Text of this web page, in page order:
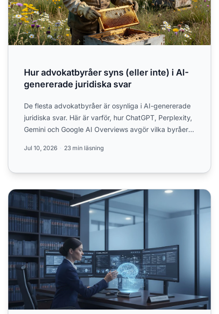
Hur advokatbyråer syns (eller inte) i AI-
genererade juridiska svar
De flesta advokatbyråer är osynliga i AI-genererade
juridiska svar. Här är varför, hur ChatGPT, Perplexity,
Gemini och Google AI Overviews avgör vilka byråer
Jul 10, 2026 23 min läsning
Advokatbyråers AI-synlighet: Etiska överväganden och